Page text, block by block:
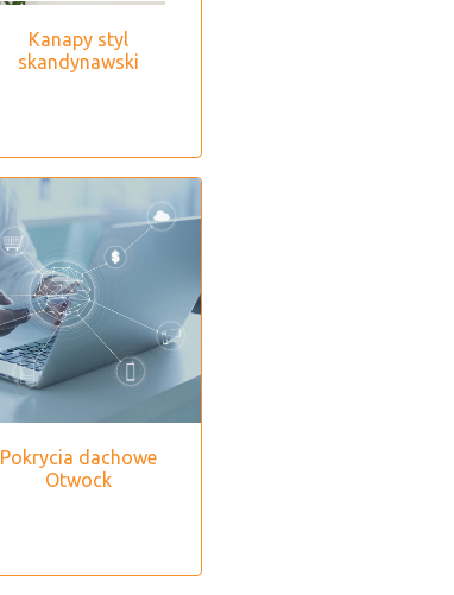
Kanapy styl
skandynawski
Pokrycia dachowe
Otwock